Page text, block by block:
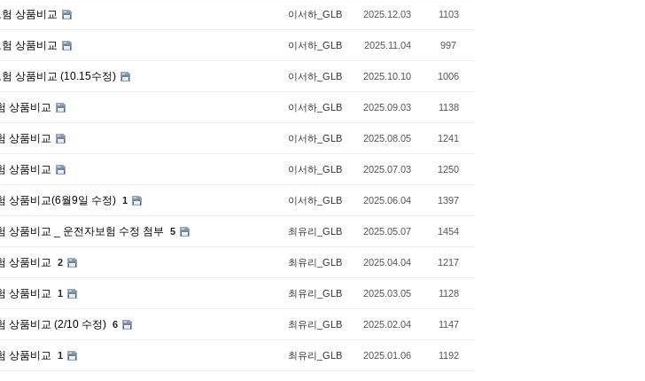
상품비교 이서하_GLB 2025.12.03 1103
상품비교 이서하_GLB 2025.11.04 997
상품비교 (10.15수정) 이서하_GLB 2025.10.10 1006
상품비교 이서하_GLB 2025.09.03 1138
상품비교 이서하_GLB 2025.08.05 1241
상품비교 이서하_GLB 2025.07.03 1250
상품비교(6월9일 수정) 1 이서하_GLB 2025.06.04 1397
상품비교 _ 운전자보험 수정 첨부 5 최유리_GLB 2025.05.07 1454
상품비교 2 최유리_GLB 2025.04.04 1217
상품비교 1 최유리_GLB 2025.03.05 1128
상품비교 (2/10 수정) 6 최유리_GLB 2025.02.04 1147
상품비교 1 최유리_GLB 2025.01.06 1192